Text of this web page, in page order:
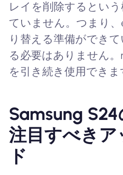
レイを削除するとい
ていません。つまり、
り替える準備ができ
る必要はありません。
を引き続き使用できま
Samsung
注目すべきア
ド